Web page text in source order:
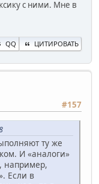
с ними. Мне в
QQ ЦИТИРОВАТЬ
#157
ту же
И «аналоги»
например,
Если в